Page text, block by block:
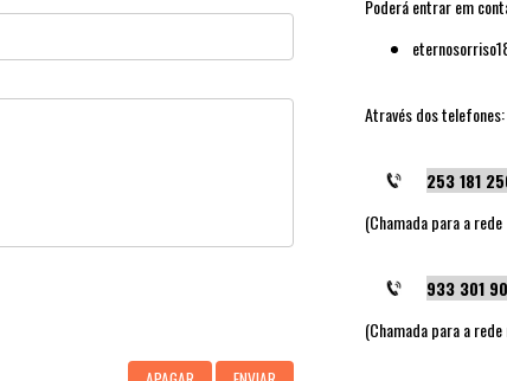
Poderá entrar em
Através dos telefones:
253 181
(Chamada para a
933 301
(Chamada para a